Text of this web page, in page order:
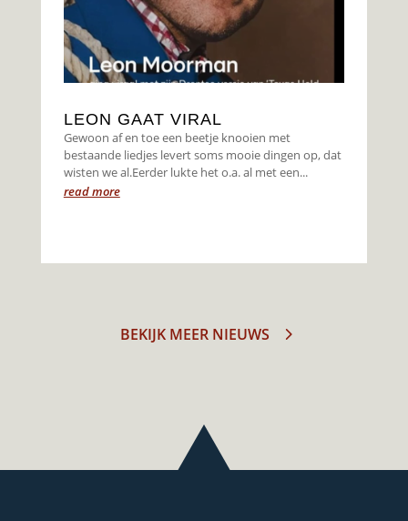
LEON GAAT VIRAL
Gewoon af en toe een beetje knooien met
bestaande liedjes levert soms mooie dingen op, dat
wisten we al.Eerder lukte het o.a. al met een...
read more
BEKIJK MEER NIEUWS